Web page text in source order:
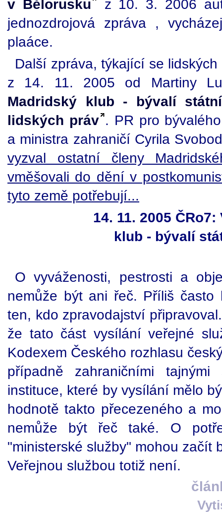
v Bělorusku
z 10. 3. 2006
jednozdrojová zpráva ,
plaáce.
Další zpráva, týkající se
z 14. 11. 2005 od Martiny
Madridský klub - bývalí
lidských práv . PR pro
a ministra zahraničí Cyrila
vyzval ostatní členy
vměšovali do dění v
tyto země potřebují...
14. 11. 2005
klub - bývalí
O vyváženosti, pestrosti a
nemůže být ani řeč. Příliš
ten, kdo zpravodajství
že tato část vysílání veřejné
Kodexem Českého rozhlasu
případně zahraničními
instituce, které by vysílání mělo
hodnotě takto přecezeného a
nemůže být řeč také. O
"ministerské služby" mohou začít
Veřejnou službou totiž není.